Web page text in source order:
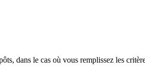
dans le cas où vous remplissez les